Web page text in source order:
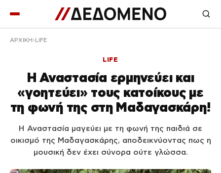
ΑΡΧΙΚΉ LIFE
LIFE
Η Αναστασία ερμηνεύει και
«γοητεύει» τους κατοίκους με
τη φωνή της στη Μαδαγασκάρη!
Η Αναστασία μαγεύει με τη φωνή της παιδιά σε
οικισμό της Μαδαγασκάρης, αποδεικνύοντας πως η
μουσική δεν έχει σύνορα ούτε γλώσσα.